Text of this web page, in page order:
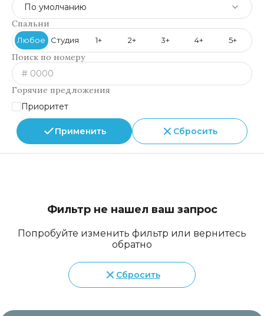
По умолчанию
Спальни
Любое Студия 1+ 2+ 3+ 4+ 5+
Поиск по номеру
Горячие предложения
Приоритет
Применить Сбросить
Фильтр не нашел ваш запрос
Попробуйте изменить фильтр или вернитесь
обратно
Сбросить